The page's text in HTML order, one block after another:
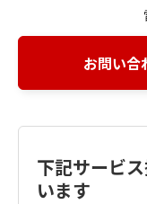
お問い合
下記サービ
います